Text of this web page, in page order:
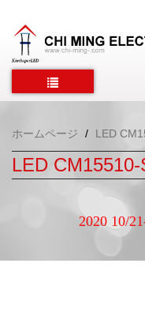
ホームページ LED
LED
2020 10/